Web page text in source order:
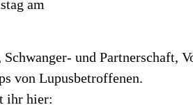
am
und Partnerschaft,
von Lupusbetroffenen.
ihr hier: